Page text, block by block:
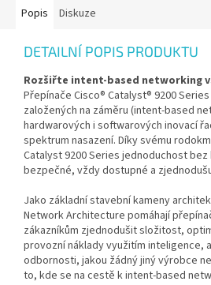
Popis Diskuze
DETAILNÍ POPIS PRODUKTU
Rozšiřte intent-based networking
Přepínače Cisco® Catalyst® 9200
založených na záměru (intent-based
hardwarových i softwarových inovací
spektrum nasazení. Díky svému
Catalyst 9200 Series jednoduchost
bezpečné, vždy dostupné a
Jako základní stavební kameny
Network Architecture pomáhají
zákazníkům zjednodušit složitost,
provozní náklady využitím inteligence,
odbornosti, jakou žádný jiný výrobce
to, kde se na cestě k intent-based